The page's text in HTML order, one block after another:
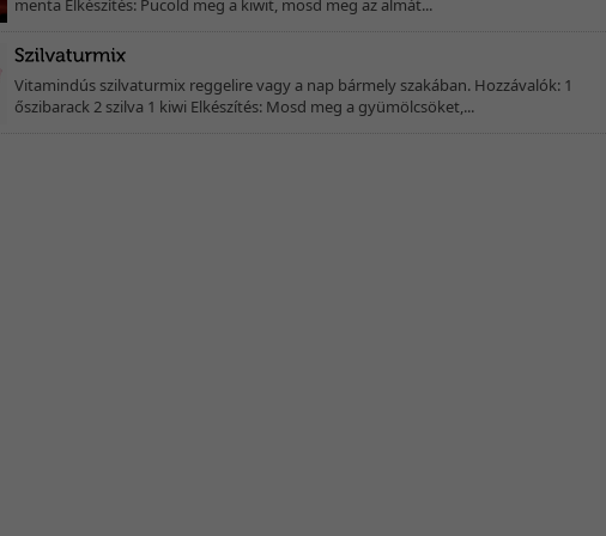
menta Elkészítés: Pucold meg a kiwit, mosd meg az almát...
Vitamindús szilvaturmix reggelire vagy a nap bármely szakában. Hozzávalók: 1
őszibarack 2 szilva 1 kiwi Elkészítés: Mosd meg a gyümölcsöket,...